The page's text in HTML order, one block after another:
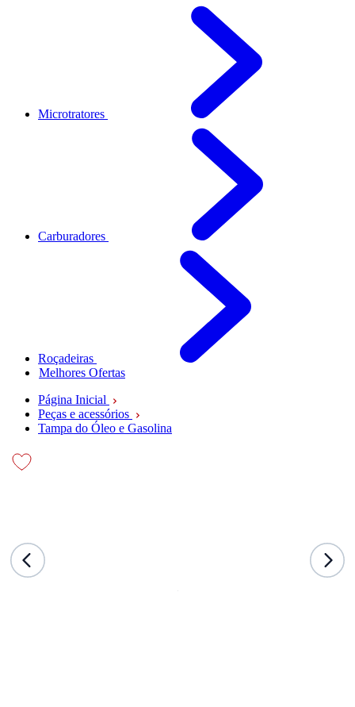
Microtratores
Carburadores
Roçadeiras
Melhores Ofertas
Página Inicial
Peças e acessórios
Tampa do Óleo e Gasolina